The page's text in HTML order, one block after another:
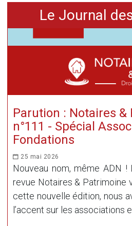
Le Journal
Parution : Notaires &
n°111 - Spécial
Fondations
25 mai 2026
Nouveau nom, même ADN
revue Notaires & Patrimoine
cette nouvelle édition, nous
l’accent sur les associations